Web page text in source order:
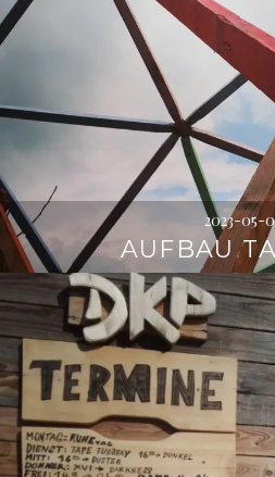
2023-05-
AUFBAU